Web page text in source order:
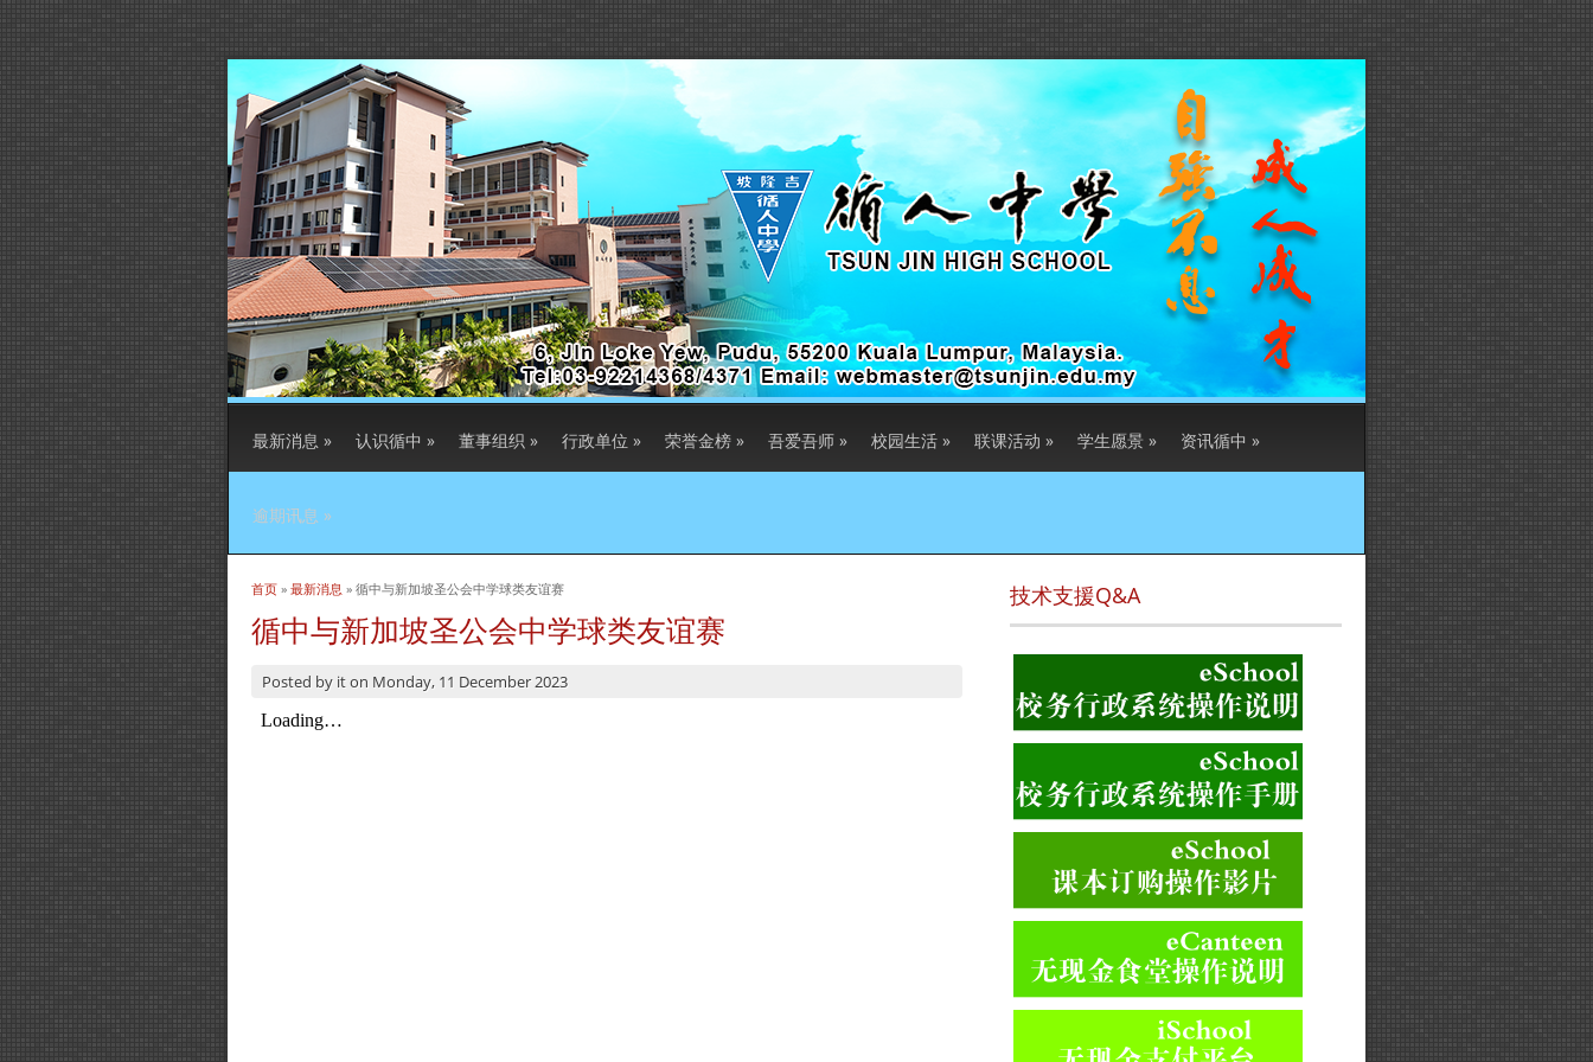
最新消息 » 认识循中 » 董事组织 » 行政单位 » 荣誉金榜 » 吾爱吾师 » 校园生活 » 联课活动 » 学生愿景 » 资讯循中 »
逾期讯息 »
当前位置
首页 » 最新消息 » 循中与新加坡圣公会中学球类友谊赛
循中与新加坡圣公会中学球类友谊赛
Posted by iton Monday, 11 December 2023
技术支援Q&A